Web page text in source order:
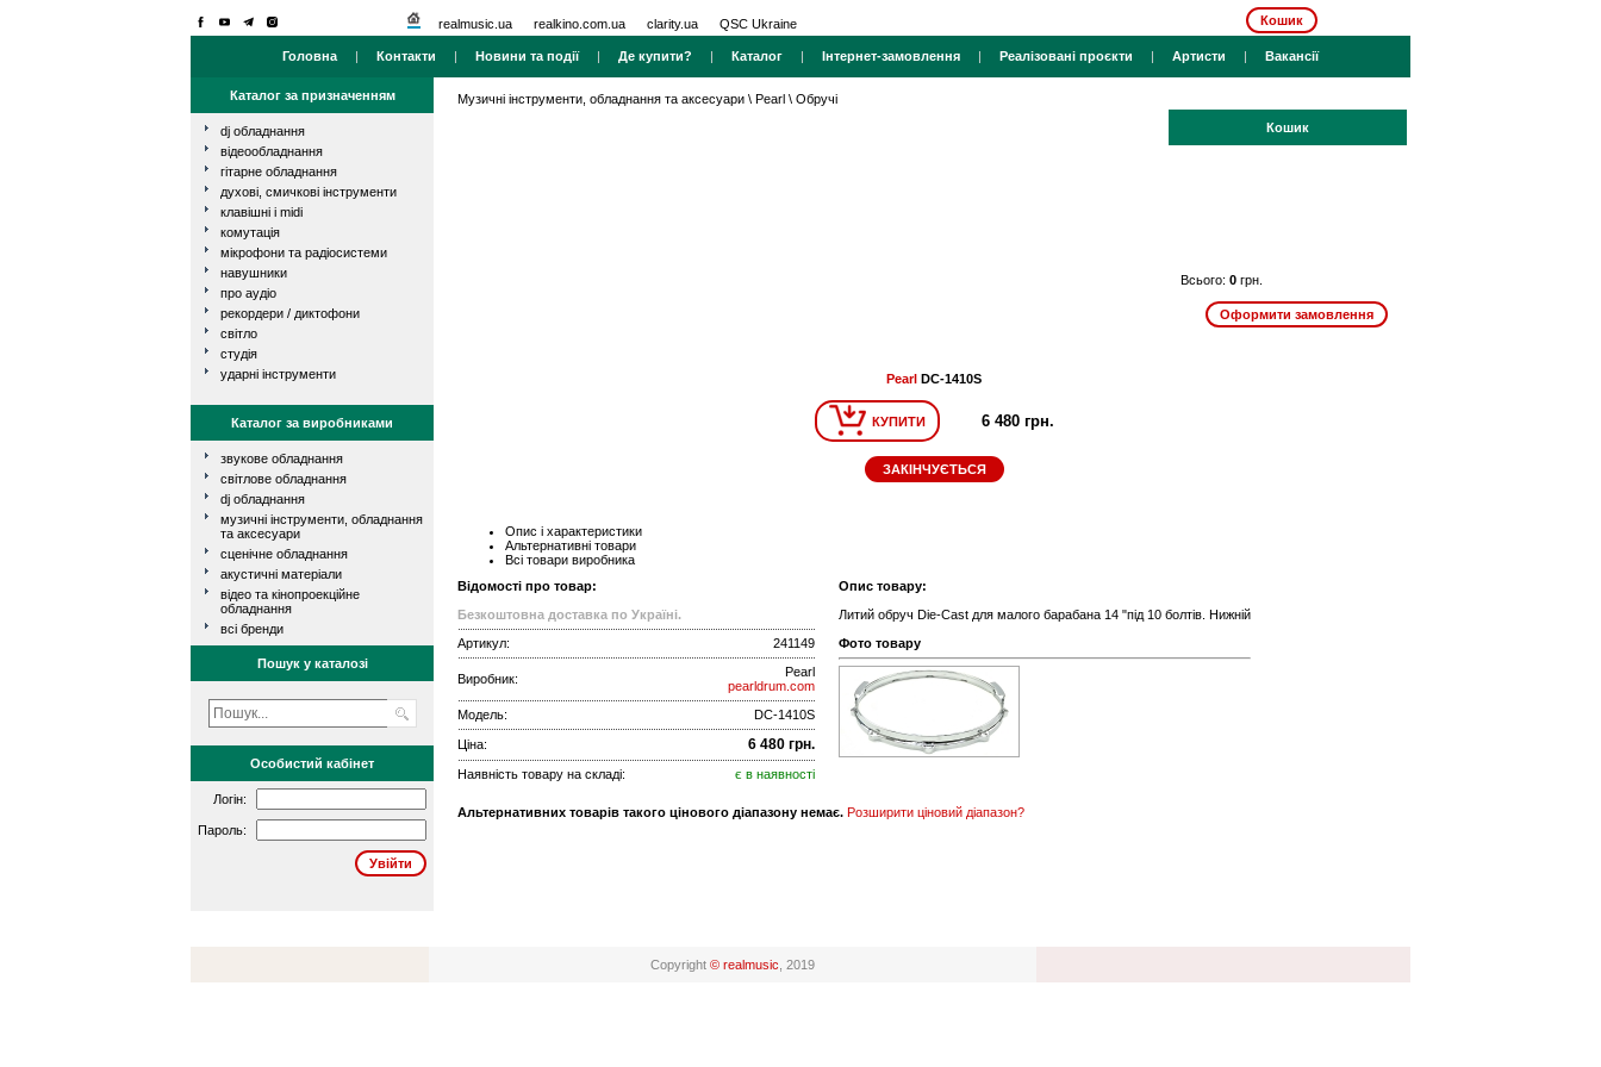
realmusic.ua realkino.com.ua clarity.ua QSC Ukraine Кошик
Головна | Контакти | Новини та події| Де купити? | Каталог | Інтернет-замовлення | Реалізовані проєкти | Артисти | Вакансії
Каталог за призначенням
dj обладнання
відеообладнання
гітарне обладнання
духові, смичкові інструменти
клавішні і midi
комутація
мікрофони та радіосистеми
навушники
про аудіо
рекордери / диктофони
світло
студія
ударні інструменти
Каталог за виробниками
звукове обладнання
світлове обладнання
dj обладнання
музичні інструменти, обладнання
та аксесуари
сценічне обладнання
акустичні матеріали
відео та кінопроекційне
обладнання
всі бренди
Пошук у каталозі
Особистий кабінет
Логін:
Пароль:
Музичні інструменти, обладнання та аксесуари \ Pearl \ Обручі
Кошик
Всього: 0 грн.
Pearl DC-1410S
КУПИТИ 6 480 грн.
ЗАКІНЧУЄТЬСЯ
Опис і характеристики
Альтернативні товари
Всі товари виробника
Відомості про товар:
Безкоштовна доставка по Україні.
Артикул:
241149
Виробник:
Pearl
pearldrum.com
Модель:
DC-1410S
Ціна: 6 480 грн.
Наявність товару на складі: є в наявності
Опис товару:
Литий обруч Die-Cast для малого барабана 14 "під 10 болтів. Нижній
Фото товару
Альтернативних товарів такого цінового діапазону немає. Розширити ціновий діапазон?
Copyright © realmusic , 2019